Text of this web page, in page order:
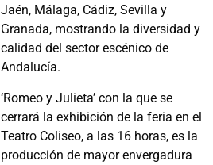
Jaén, Málaga, Cádiz, Sevilla y
Granada, mostrando la diversidad y
calidad del sector escénico de
Andalucía.
‘Romeo y Julieta’ con la que se
cerrará la exhibición de la feria en el
Teatro Coliseo, a las 16 horas, es la
producción de mayor envergadura